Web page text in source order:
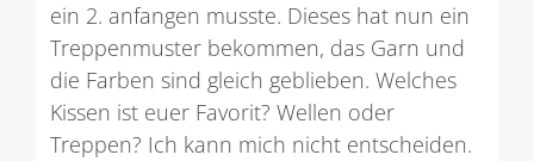
ein 2. anfangen musste. Dieses hat nun ein
Treppenmuster bekommen, das Garn und
die Farben sind gleich geblieben. Welches
Kissen ist euer Favorit? Wellen oder
Treppen? Ich kann mich nicht entscheiden.